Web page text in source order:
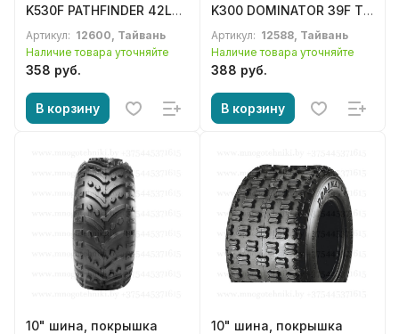
K530F PATHFINDER 42L
TL для квадроцикла,
ATV
Артикул: 12600, Тайвань
Наличие товара уточняйте
358 руб.
В корзину
K300 DOMINATOR 39F TL
для квадроцикла, ATV
Артикул: 12588, Тайвань
Наличие товара уточняйте
388 руб.
В корзину
10" шина, покрышка
10" шина, покрышка